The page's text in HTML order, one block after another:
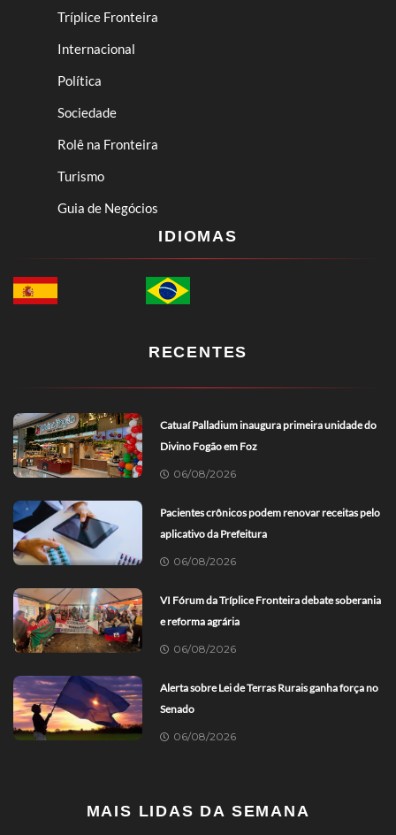
Tríplice Fronteira
Internacional
Política
Sociedade
Rolê na Fronteira
Turismo
Guia de Negócios
IDIOMAS
RECENTES
Catuaí Palladium inaugura primeira unidade do
Divino Fogão em Foz
06/08/2026
Pacientes crônicos podem renovar receitas pelo
aplicativo da Prefeitura
06/08/2026
VI Fórum da Tríplice Fronteira debate soberania
e reforma agrária
06/08/2026
Alerta sobre Lei de Terras Rurais ganha força no
Senado
06/08/2026
MAIS LIDAS DA SEMANA